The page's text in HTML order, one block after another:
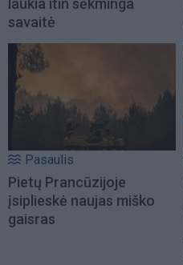
savaitė
Pasaulis
Pietų Prancūzijoje
įsiplieskė naujas miško
gaisras